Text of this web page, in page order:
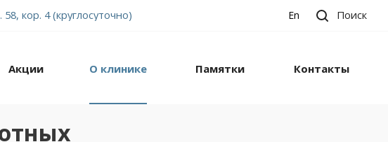
кор. 4 (круглосуточно) En Поиск
Акции О клинике Памятки Контакты